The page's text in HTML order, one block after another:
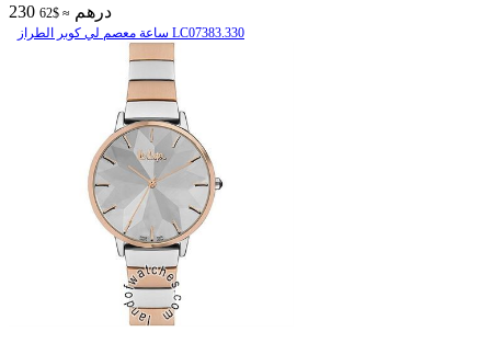
230 درهم ≈ $62
ساعة معصم لي كوبر الطراز LC07383.330